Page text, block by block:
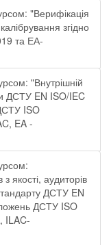
"Верифікація
згідно
та ЕА-
"Внутрішній
ДСТУ EN ISO/IEC
ISO
EA -
якості, аудиторів
ДСТУ EN
ДСТУ ISO
ILAC-